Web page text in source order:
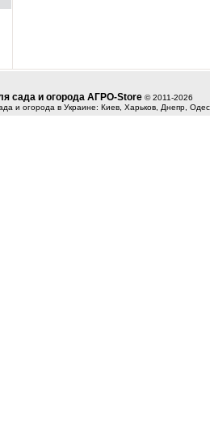
сада и огорода АГРО-Store © 2011-2026
и огорода в Украине: Киев, Харьков, Днепр,